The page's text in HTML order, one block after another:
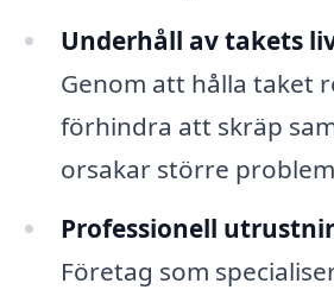
Underhåll av takets
Genom att hålla taket
förhindra att skräp
orsakar större
Professionell
Företag som